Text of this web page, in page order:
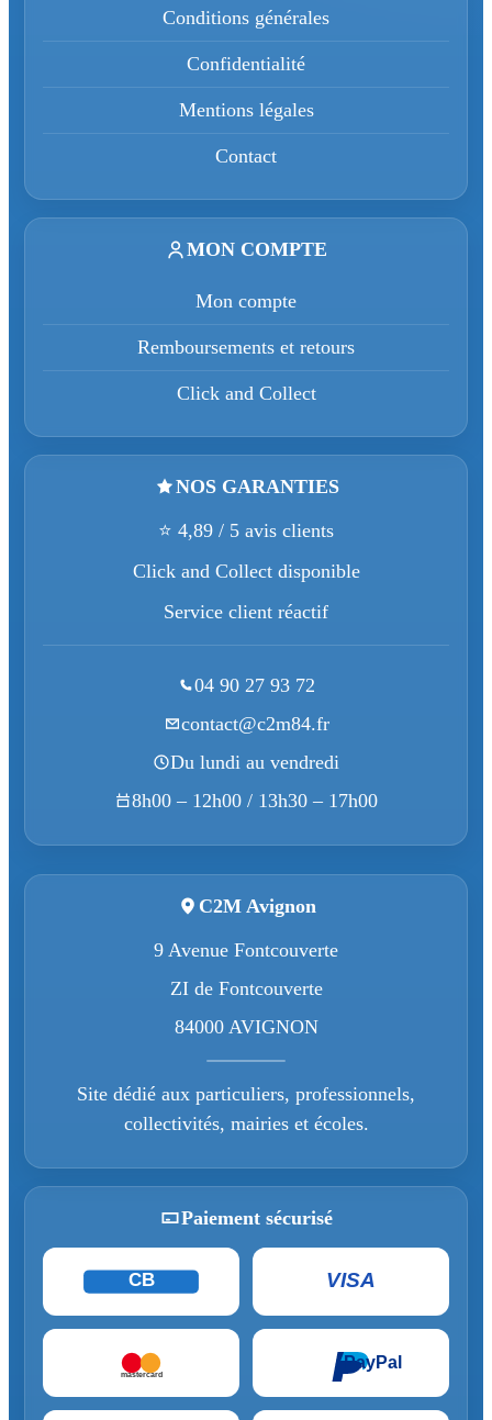
Conditions générales
Confidentialité
Mentions légales
Contact
MON COMPTE
Mon compte
Remboursements et retours
Click and Collect
NOS GARANTIES
⭐ 4,89 / 5 avis clients
Click and Collect disponible
Service client réactif
04 90 27 93 72
contact@c2m84.fr
Du lundi au vendredi
8h00 – 12h00 / 13h30 – 17h00
C2M Avignon
9 Avenue Fontcouverte
ZI de Fontcouverte
84000 AVIGNON
Site dédié aux particuliers, professionnels,
collectivités, mairies et écoles.
Paiement sécurisé
CB VISA
mastercard
PayPal